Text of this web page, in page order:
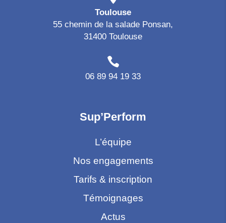
Toulouse
55 chemin de la salade Ponsan,
31400 Toulouse
06 89 94 19 33
Sup’Perform
L’équipe
Nos engagements
Tarifs & inscription
Témoignages
Actus